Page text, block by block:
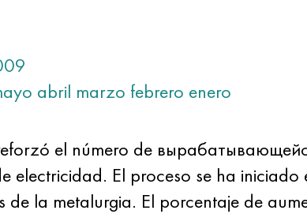
abril marzo febrero enero
el número de
electricidad. El proceso se ha iniciado
de la metalurgia. El porcentaje de